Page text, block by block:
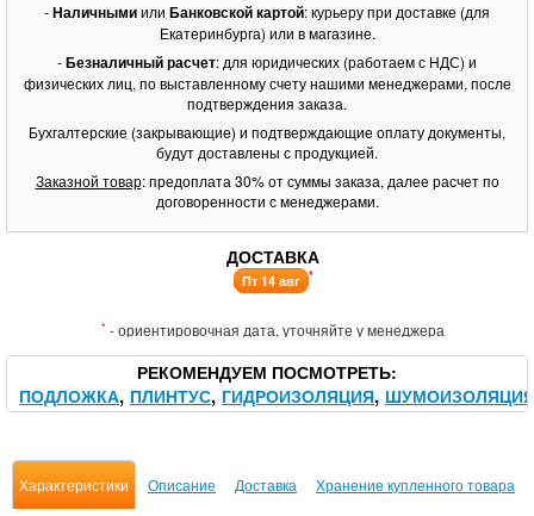
-Наличнымиили Банковской картой: курьеру при доставке (для
Екатеринбурга) или в магазине.
-Безналичный расчет: для юридических (работаем с НДС) и
физических лиц, по выставленному счету нашими менеджерами, после
подтверждения заказа.
Бухгалтерские (закрывающие) и подтверждающие оплату документы,
будут доставлены с продукцией.
Заказной товар: предоплата 30% от суммы заказа, далее расчет по
договоренности с менеджерами.
ДОСТАВКА
Пт 14 авг *
* - ориентировочная дата, уточняйте у менеджера
РЕКОМЕНДУЕМ ПОСМОТРЕТЬ
ПОДЛОЖКА ПЛИНТУС ГИДРОИЗОЛЯЦИЯ ШУМОИЗОЛЯЦИЯ
Характеристики Описание Доставка Хранение купленного товара